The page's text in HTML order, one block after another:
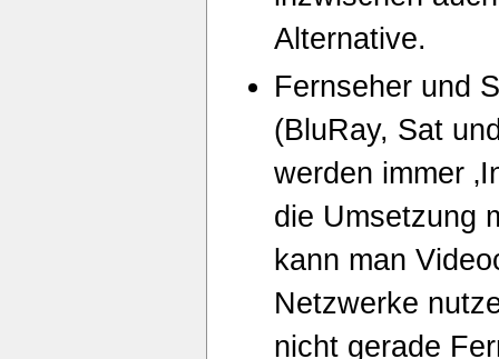
Alternative.
Fernseher und
(BluRay, Sat
werden immer
die Umsetzung
kann man
Netzwerke
nicht gerade